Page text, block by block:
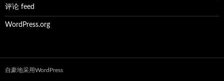
评论 feed
WordPress.org
自豪地采用WordPress